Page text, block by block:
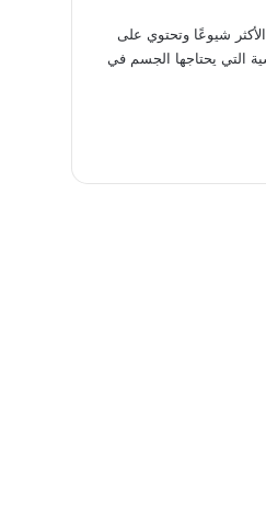
شيوعًا وتحتوي على
التي يحتاجها الجسم في